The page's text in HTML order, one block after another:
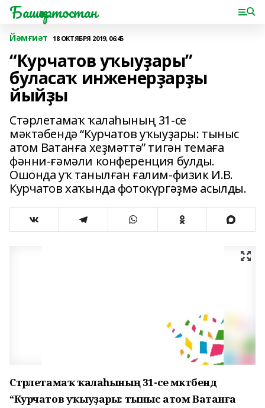
Башҡортостан
Йәмғиәт 18 ОКТЯБРЯ 2019, 06:45
“Курчатов уҡыуҙары”
буласаҡ инженерҙарҙы
йыйҙы
Стәрлетамаҡ ҡалаһының 31-се
мәктәбендә “Курчатов уҡыуҙары: тыныс
атом Ватанға хеҙмәттә” тигән темаға
фәнни-ғәмәли конференция булды.
Ошонда уҡ танылған ғалим-физик И.В.
Курчатов хаҡында фотокүргәҙмә асылды.
Стәрлетамаҡ ҡалаһының 31-се мәктәбендә
“Курчатов уҡыуҙары: тыныс атом Ватанға